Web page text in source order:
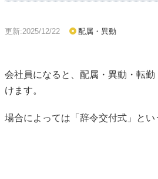
更新:2025/12/22 配属・異動
会社員になると、配属・異動・転
けます。
場合によっては「辞令交付式」と